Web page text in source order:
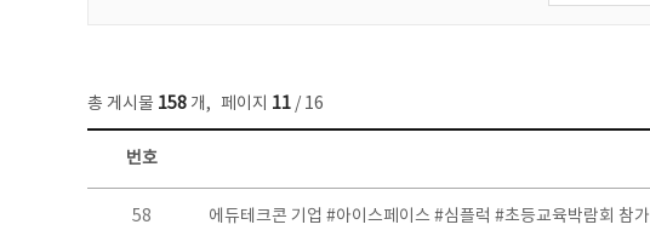
총 게시물 158 개, 페이지 11 / 16
콘텐츠이슈 목록 - 번호, 제목, 작성자, 파일, 조회수, 작성일 정보 제공
번호
58 에듀테크콘 기업 #아이스페이스 #심플럭 #초등교육박람회 참가